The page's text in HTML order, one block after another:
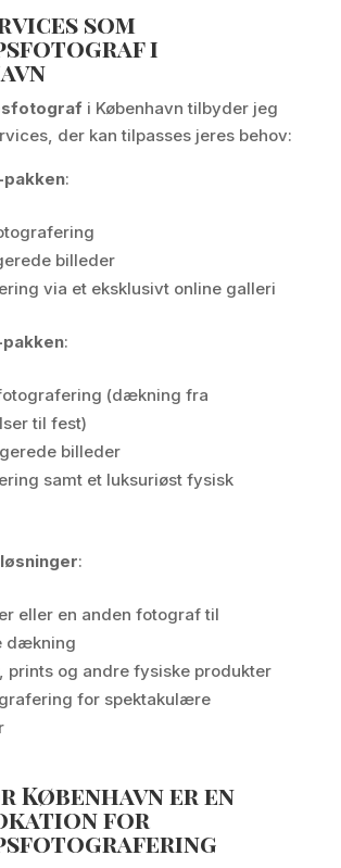
som
i
i København tilbyder jeg
der kan tilpasses jeres behov:
pakken:
billeder
via et eksklusivt online galleri
:
(dækning fra
til fest)
billeder
samt et luksuriøst fysisk
:
eller en anden fotograf til
dækning
prints og andre fysiske produkter
for spektakulære
København er en
for